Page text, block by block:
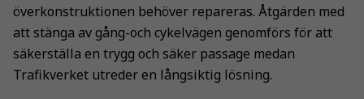
överkonstruktionen behöver repareras. Åtgärden med
att stänga av gång-och cykelvägen genomförs för att
säkerställa en trygg och säker passage medan
Trafikverket utreder en långsiktig lösning.